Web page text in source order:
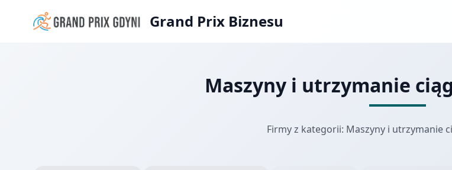
Grand Prix Biznesu
Maszyny i utrzymanie
Firmy z kategorii: Maszyny i utrzymanie